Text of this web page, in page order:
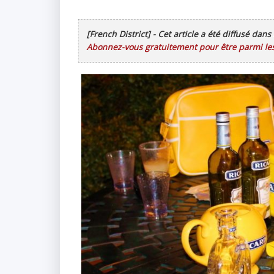
[French District] - Cet article a été diffusé
Abonnez-vous gratuitement pour être parmi